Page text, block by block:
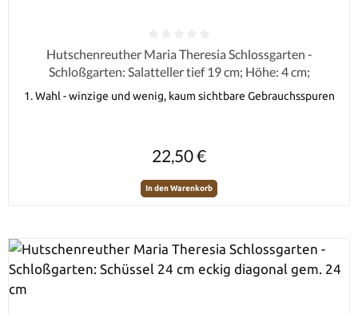
Durchschnittliche Bewertung von 0 von 5 Sternen
Hutschenreuther Maria Theresia Schlossgarten -
Schloßgarten: Salatteller tief 19 cm; Höhe: 4 cm;
1. Wahl - winzige und wenig, kaum sichtbare Gebrauchsspuren
22,50 €
In den Warenkorb